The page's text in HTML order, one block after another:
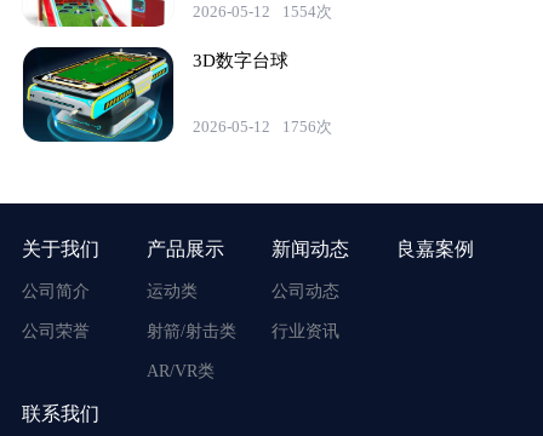
2026-05-12 1554次
3D数字台球
2026-05-12 1756次
关于我们
公司简介
公司荣誉
产品展示
运动类
射箭/射击类
AR/VR类
新闻动态
公司动态
行业资讯
良嘉案例
联系我们